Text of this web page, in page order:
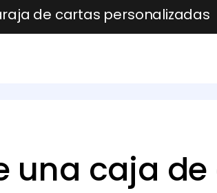
de cartas personalizadas
una caja